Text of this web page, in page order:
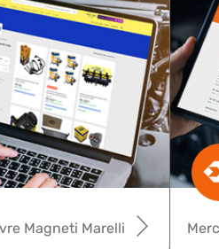
Magneti Marelli